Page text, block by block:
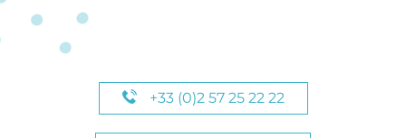
+33 (0)2 57 25 22 22